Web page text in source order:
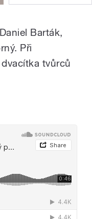
Barták,
Při
tvůrců